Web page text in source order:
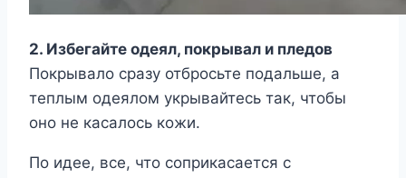
2. Избегайте одеял, покрывал и пледов
Покрывало сразу отбросьте подальше, а
теплым одеялом укрывайтесь так, чтобы
оно не касалось кожи.
По идее, все, что соприкасается с